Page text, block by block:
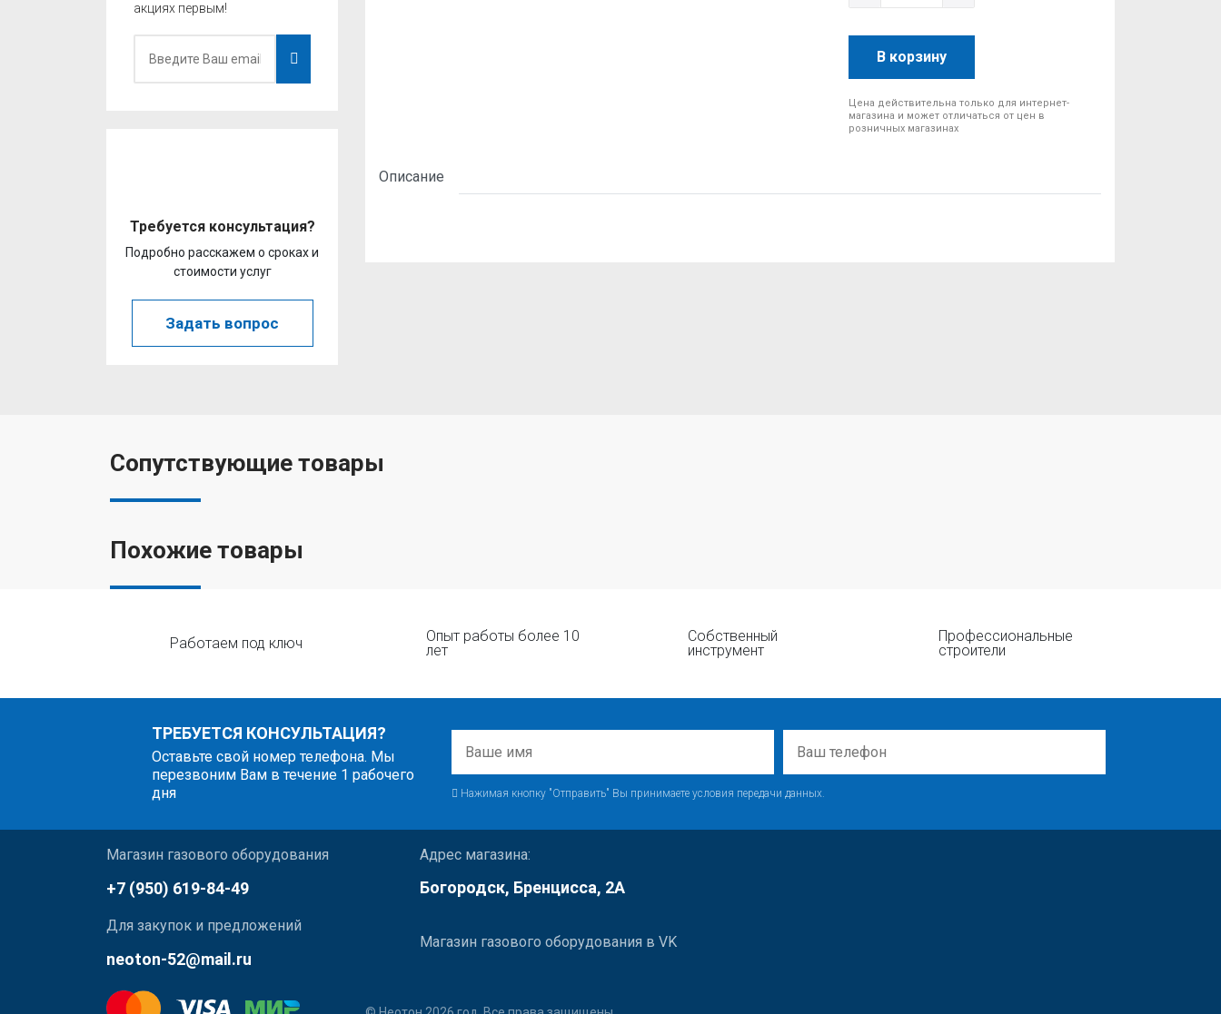
акциях первым!
Требуется консультация?
Подробно расскажем о сроках и
стоимости услуг
Задать вопрос
В корзину
Цена действительна только для интернет-
магазина и может отличаться от цен в
розничных магазинах
Описание
Сопутствующие товары
Похожие товары
Работаем под ключ
Опыт работы более 10
лет
Собственный
инструмент
Профессиональные
строители
ТРЕБУЕТСЯ КОНСУЛЬТАЦИЯ?
Оставьте свой номер телефона. Мы
перезвоним Вам в течение 1 рабочего
дня
Нажимая кнопку "Отправить" Вы принимаете условия передачи данных.
Магазин газового оборудования
+7 (950) 619-84-49
Для закупок и предложений
neoton-52@mail.ru
Адрес магазина:
Богородск, Бренцисса, 2А
Магазин газового оборудования в VK